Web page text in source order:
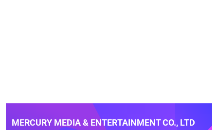
MERCURY MEDIA & ENTERTAINMENT CO., LTD